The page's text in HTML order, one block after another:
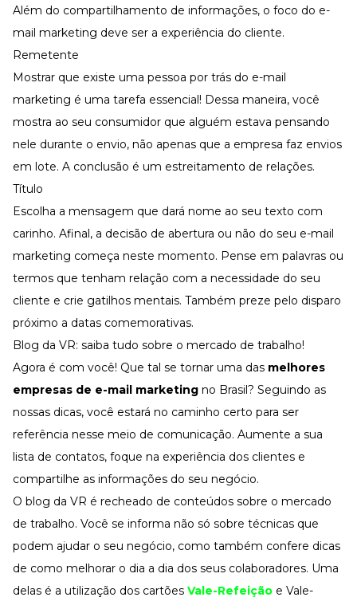
Além do compartilhamento de informações, o foco do e-
mail marketing deve ser a experiência do cliente.
Remetente
Mostrar que existe uma pessoa por trás do e-mail
marketing é uma tarefa essencial! Dessa maneira, você
mostra ao seu consumidor que alguém estava pensando
nele durante o envio, não apenas que a empresa faz envios
em lote. A conclusão é um estreitamento de relações.
Título
Escolha a mensagem que dará nome ao seu texto com
carinho. Afinal, a decisão de abertura ou não do seu e-mail
marketing começa neste momento. Pense em palavras ou
termos que tenham relação com a necessidade do seu
cliente e crie gatilhos mentais. Também preze pelo disparo
próximo a datas comemorativas.
Blog da VR: saiba tudo sobre o mercado de trabalho!
Agora é com você! Que tal se tornar uma das melhores
empresas de e-mail marketing no Brasil? Seguindo as
nossas dicas, você estará no caminho certo para ser
referência nesse meio de comunicação. Aumente a sua
lista de contatos, foque na experiência dos clientes e
compartilhe as informações do seu negócio.
O blog da VR é recheado de conteúdos sobre o mercado
de trabalho. Você se informa não só sobre técnicas que
podem ajudar o seu negócio, como também confere dicas
de como melhorar o dia a dia dos seus colaboradores. Uma
delas é a utilização dos cartões Vale-Refeição e Vale-